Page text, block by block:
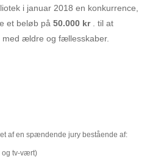
i januar 2018 en konkurrence,
et beløb på 50.000 kr
. til at
med ældre og fællesskaber.
af en spændende jury bestående af:
og tv-vært)